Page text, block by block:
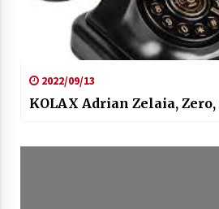
2022/09/13
KOLAX Adrian Zelaia, Zero,